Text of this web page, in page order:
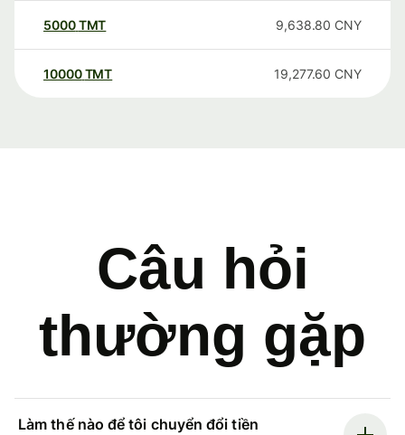
5000TMT 9,638.80 CNY
10000 TMT 19,277.60 CNY
Câu hỏi
thường gặp
Làm thế nào để tôi chuyển đổi tiền